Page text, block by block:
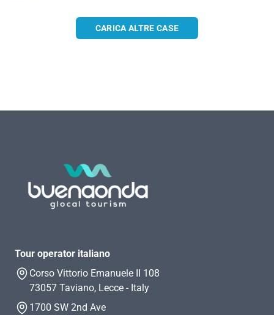
CARICA ALTRE CASE
Tour operator italiano
Corso Vittorio Emanuele II 108
73057 Taviano, Lecce - Italy
1700 SW 2nd Ave